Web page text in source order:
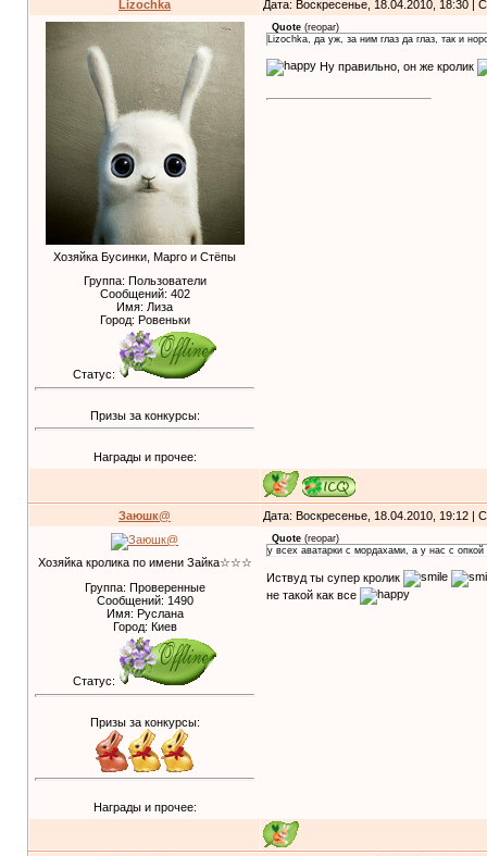
Lizochka Дата: Воскресенье, 18.04.2010, 18:30 |
Хозяйка Бусинки, Марго и Стёпы
Группа: Пользователи
Сообщений: 402
Имя: Лиза
Город: Ровеньки
Статус:
Призы за конкурсы:
Награды и прочее:
Quote (reopar)
Lizochka, да уж, за ним глаз да глаз, так и
Ну правильно, он же кролик
Заюшк@ Дата: Воскресенье, 18.04.2010, 19:12 |
Хозяйка кролика по имени Зайка☆☆☆
Группа: Проверенные
Сообщений: 1490
Имя: Руслана
Город: Киев
Статус:
Призы за конкурсы:
Награды и прочее:
Quote (reopar)
у всех аватарки с мордахами, а у нас с опкой
Иствуд ты супер кролик
не такой как все